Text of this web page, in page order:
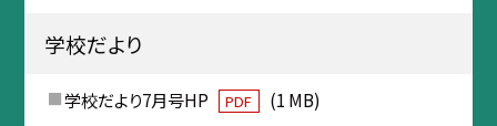
学校だより
学校だより7月号HP PDF
(1 MB)